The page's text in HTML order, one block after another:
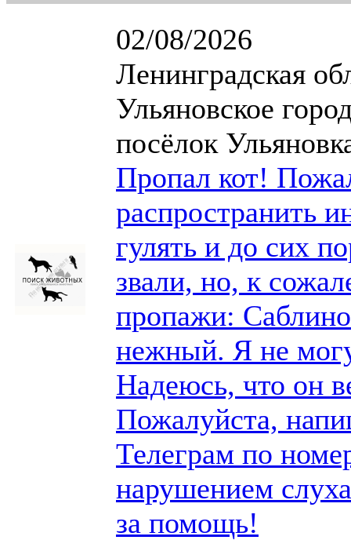
02/08/2026
Ленинградская
Ульяновское
посёлок
Пропал кот!
распространить
гулять и до сих
звали, но, к
пропажи:
нежный. Я не
Надеюсь, что он
Пожалуйста,
Телеграм по
нарушением
за помощь!